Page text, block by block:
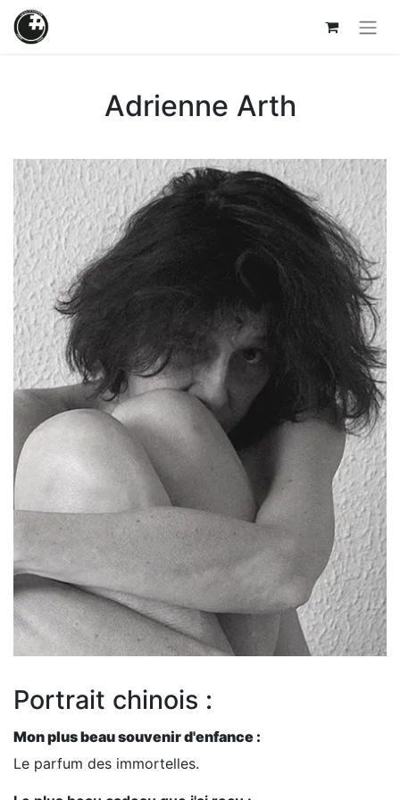
Adrienne Arth
Portrait chinois :
Mon plus beau souvenir d'enfance :
Le parfum des immortelles.